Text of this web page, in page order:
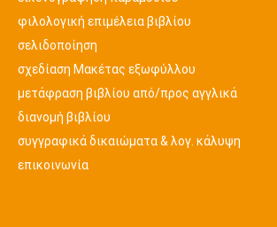
φιλολογική επιμέλεια βιβλίου
σελιδοποίηση
σχεδίαση Μακέτας εξωφύλλου
μετάφραση βιβλίου από/προς αγγλικά
διανομή βιβλίου
συγγραφικά δικαιώματα & λογ. κάλυψη
επικοινωνία